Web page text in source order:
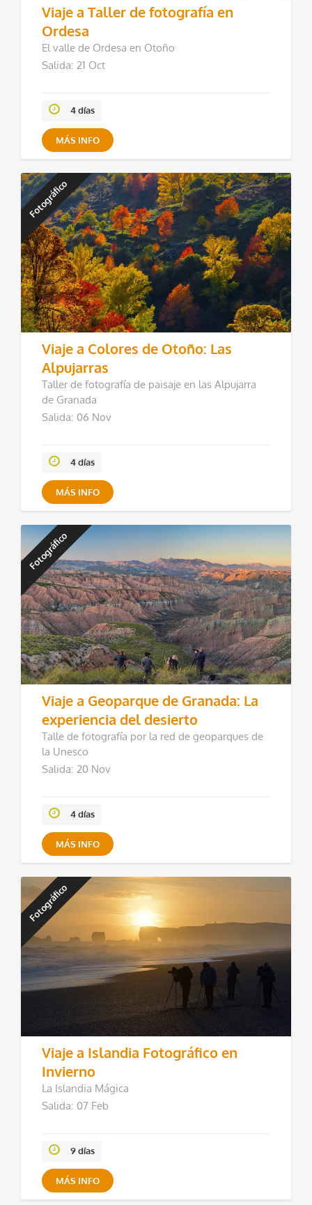
Viaje a Taller de fotografía en
Ordesa
El valle de Ordesa en Otoño
Salida: 21 Oct
4 días
MÁS INFO
Fotográfico
Viaje a Colores de Otoño: Las
Alpujarras
Taller de fotografía de paisaje en las Alpujarra
de Granada
Salida: 06 Nov
4 días
MÁS INFO
Fotográfico
Viaje a Geoparque de Granada: La
experiencia del desierto
Talle de fotografía por la red de geoparques de
la Unesco
Salida: 20 Nov
4 días
MÁS INFO
Fotográfico
Viaje a Islandia Fotográfico en
Invierno
La Islandia Mágica
Salida: 07 Feb
9 días
MÁS INFO